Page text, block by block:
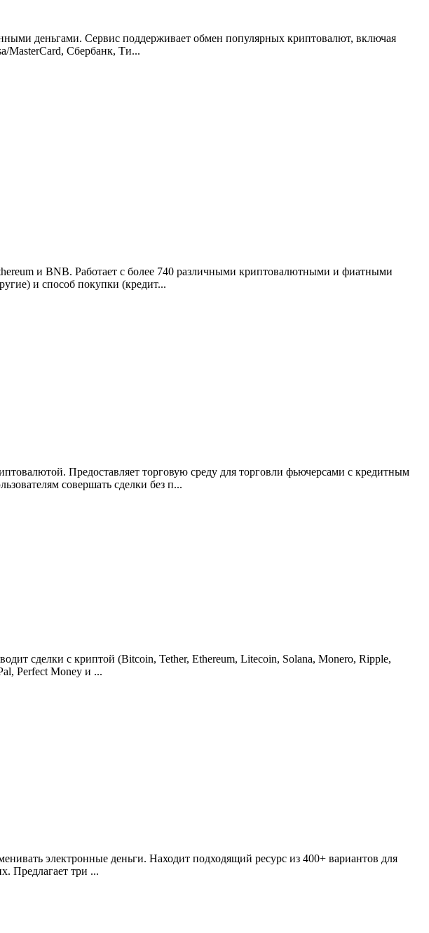
деньгами. Сервис поддерживает обмен популярных криптовалют, включая
MasterCard, Сбербанк, Ти...
и BNB. Работает с более 740 различными криптовалютными и фиатными
и способ покупки (кредит...
Предоставляет торговую среду для торговли фьючерсами с кредитным
совершать сделки без п...
сделки с криптой (Bitcoin, Tether, Ethereum, Litecoin, Solana, Monero, Ripple,
Perfect Money и ...
электронные деньги. Находит подходящий ресурс из 400+ вариантов для
Предлагает три ...